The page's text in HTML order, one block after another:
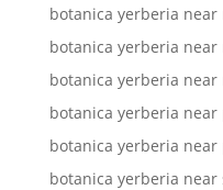
botanica yerberia
botanica yerberia near
botanica yerberia
botanica yerberia near
botanica yerberia
botanica yerberia near